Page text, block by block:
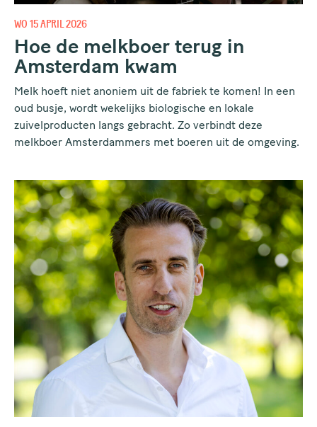
WO 15 APRIL 2026
Hoe de melkboer terug in
Amsterdam kwam
Melk hoeft niet anoniem uit de fabriek te komen! In een
oud busje, wordt wekelijks biologische en lokale
zuivelproducten langs gebracht. Zo verbindt deze
melkboer Amsterdammers met boeren uit de omgeving.